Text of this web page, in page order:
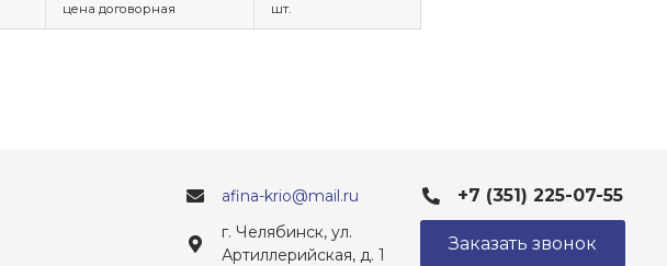
цена договорная шт.
afina-krio@mail.ru +7 (351) 225-07-55
г. Челябинск, ул.
Артиллерийская, д. 1
Заказать звонок